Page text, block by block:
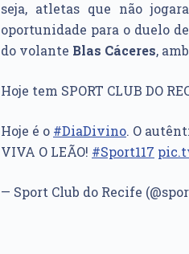
seja, atletas que não
oportunidade para o duelo
do volante Blas Cáceres,
Hoje tem SPORT CLUB DO
Hoje é o #DiaDivino. O
VIVA O LEÃO! #Sport117
— Sport Club do Recife